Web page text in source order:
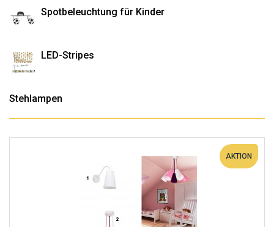
Spotbeleuchtung für Kinder
LED-Stripes
Stehlampen
AKTION